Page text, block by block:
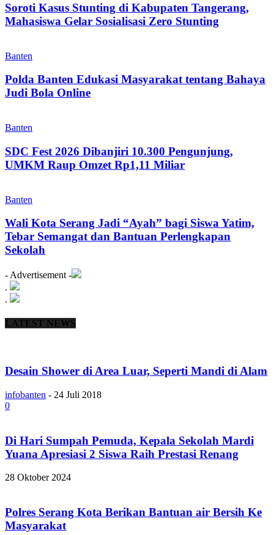
Soroti Kasus Stunting di Kabupaten Tangerang,
Mahasiswa Gelar Sosialisasi Zero Stunting
Banten
Polda Banten Edukasi Masyarakat tentang Bahaya
Judi Bola Online
Banten
SDC Fest 2026 Dibanjiri 10.300 Pengunjung,
UMKM Raup Omzet Rp1,11 Miliar
Banten
Wali Kota Serang Jadi “Ayah” bagi Siswa Yatim,
Tebar Semangat dan Bantuan Perlengkapan
Sekolah
- Advertisement -
.
.
LATEST NEWS
Desain Shower di Area Luar, Seperti Mandi di Alam
infobanten - 24 Juli 2018
0
Di Hari Sumpah Pemuda, Kepala Sekolah Mardi
Yuana Apresiasi 2 Siswa Raih Prestasi Renang
28 Oktober 2024
Polres Serang Kota Berikan Bantuan air Bersih Ke
Masyarakat